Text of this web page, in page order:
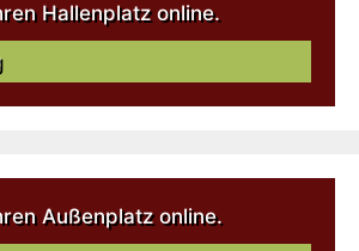
Hallenplatz online.
Außenplatz online.